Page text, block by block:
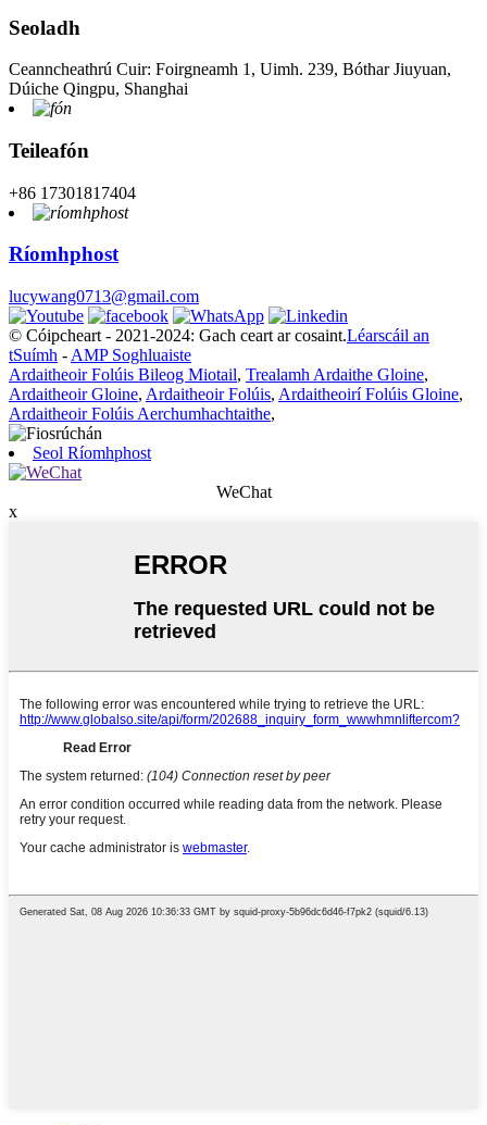
Seoladh
Ceanncheathrú Cuir: Foirgneamh 1, Uimh. 239, Bóthar Jiuyuan,
Dúiche Qingpu, Shanghai
Teileafón
+86 17301817404
Ríomhphost
lucywang0713@gmail.com
© Cóipcheart - 2021-2024: Gach ceart ar cosaint.Léarscáil an
tSuímh - AMP Soghluaiste
Ardaitheoir Folúis Bileog Miotail, Trealamh Ardaithe Gloine,
Ardaitheoir Gloine, Ardaitheoir Folúis, Ardaitheoirí Folúis Gloine,
Ardaitheoir Folúis Aerchumhachtaithe,
Seol Ríomhphost
WeChat
x